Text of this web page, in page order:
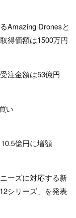
Amazing Dronesと
得価額は1500万円
注金額は53億円
い
億円に増額
ーズに対応する新
シリーズ」を発表